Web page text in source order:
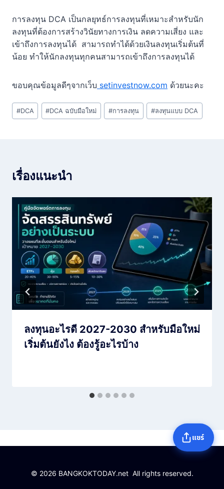
การลงทุน DCA เป็นกลยุทธ์การลงทุนที่เหมาะสำหรับนัก
ลงทุนที่ต้องการสร้างวินัยทางการเงิน ลดความเสี่ยง และ
เข้าถึงการลงทุนได้ สามารถทำได้ด้วยเงินลงทุนเริ่มต้นที่
น้อย ทำให้นักลงทุนทุกคนสามารถเข้าถึงการลงทุนได้
ขอบคุณข้อมูลดีๆจากเว็บ setinvestnow.com ด้วยนะคะ
Post
Tags:
#DCA #DCA ฉบับมือใหม่ #การลงทุน #ลงทุนแบบ DCA
เรื่องแนะนำ
ลงทุนอะไรดี 2027-2030 สำหรับมือใหม่
เริ่มต้นยังไง ต้องรู้อะไรบ้าง
© 2026 BANGKOKTODAY.net All rights reserved.
แชร์